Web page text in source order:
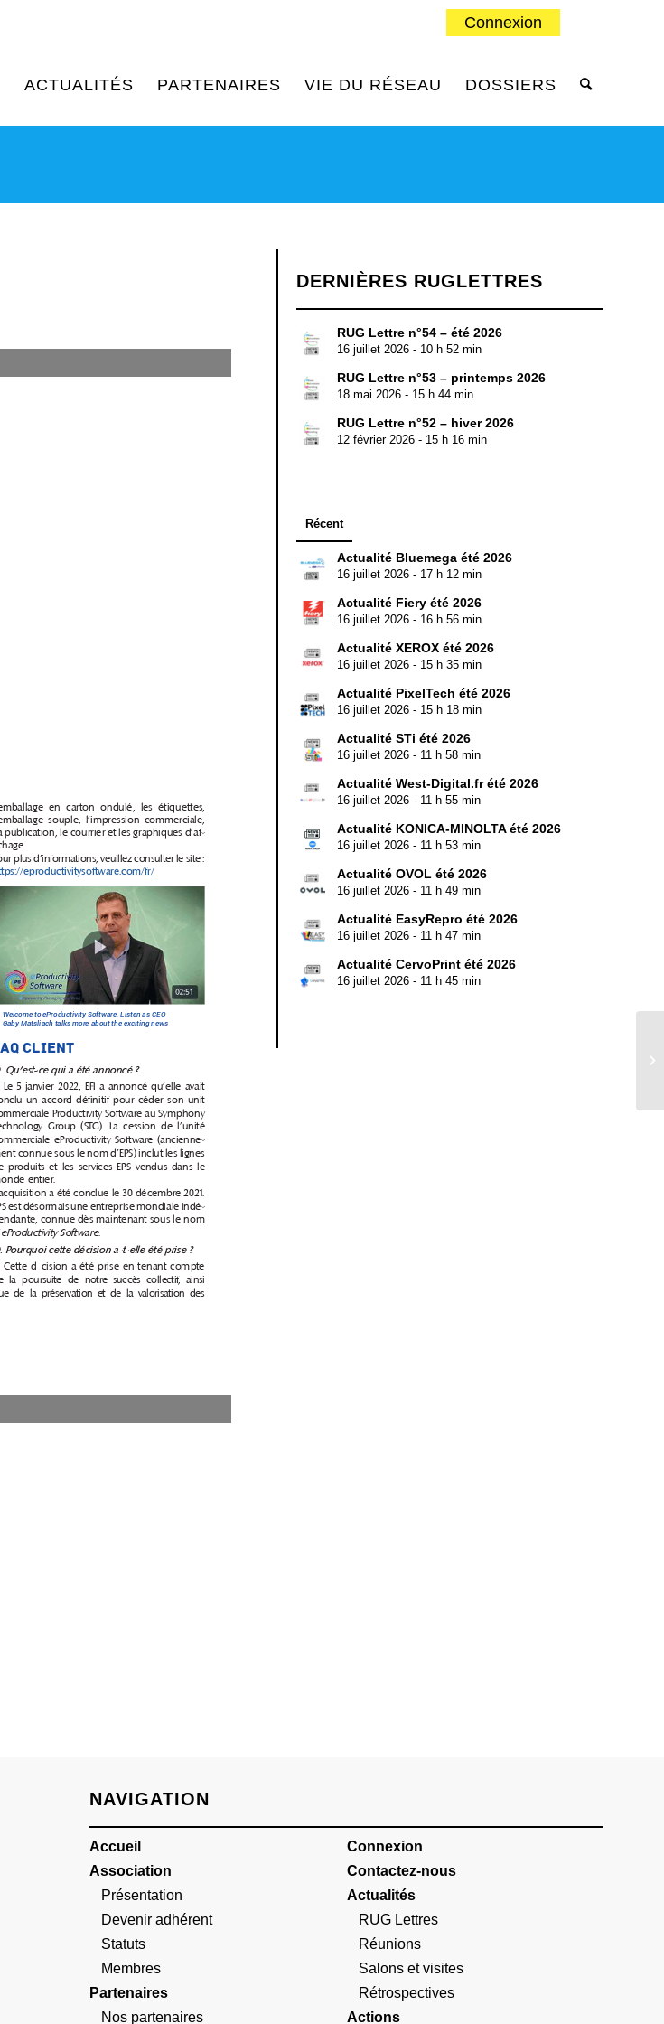
Connexion
ACTUALITÉS PARTENAIRES VIE DU RÉSEAU DOSSIERS
DERNIÈRES RUGLETTRES
RUG Lettre n°54 – été 2026
16 juillet 2026 - 10 h 52 min
RUG Lettre n°53 – printemps 2026
18 mai 2026 - 15 h 44 min
RUG Lettre n°52 – hiver 2026
12 février 2026 - 15 h 16 min
Récent
Actualité Bluemega été 2026
16 juillet 2026 - 17 h 12 min
Actualité Fiery été 2026
16 juillet 2026 - 16 h 56 min
Actualité XEROX été 2026
16 juillet 2026 - 15 h 35 min
Actualité PixelTech été 2026
16 juillet 2026 - 15 h 18 min
Actualité STi été 2026
16 juillet 2026 - 11 h 58 min
Actualité West-Digital.fr été 2026
16 juillet 2026 - 11 h 55 min
Actualité KONICA-MINOLTA été 2026
16 juillet 2026 - 11 h 53 min
Actualité OVOL été 2026
16 juillet 2026 - 11 h 49 min
Actualité EasyRepro été 2026
16 juillet 2026 - 11 h 47 min
Actualité CervoPrint été 2026
16 juillet 2026 - 11 h 45 min
NAVIGATION
Accueil
Association
Présentation
Devenir adhérent
Statuts
Membres
Partenaires
Nos partenaires
Connexion
Contactez-nous
Actualités
RUG Lettres
Réunions
Salons et visites
Rétrospectives
Actions